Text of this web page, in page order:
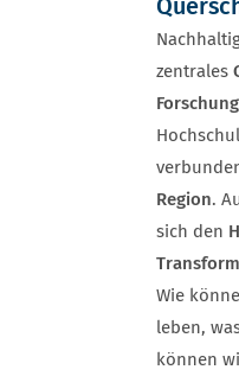
zentrales
Region.
sich den
Wie
leben,
können